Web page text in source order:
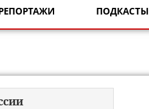
ПОДКАСТЫ